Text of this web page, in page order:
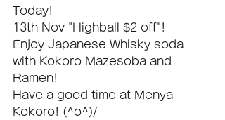
Today!
13th Nov "Highball $2 off"!
Enjoy Japanese Whisky soda
with Kokoro Mazesoba and
Ramen!
Have a good time at Menya
Kokoro! (^o^)/